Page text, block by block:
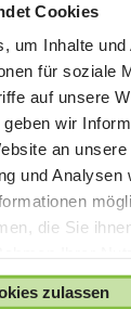
Cookies
um Inhalte und
für soziale
auf unsere
wir
an
und Analysen
die Sie
zulassen
mit
& Schulen
Wir
und
Schule an.
für Lehrer und